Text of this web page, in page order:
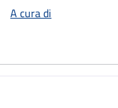
A cura di